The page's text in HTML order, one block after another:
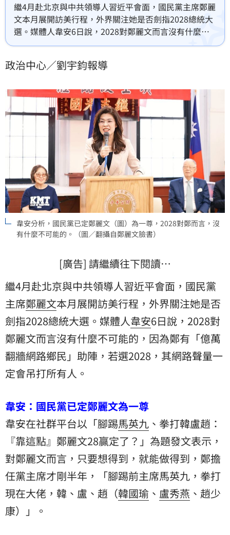
繼4月赴北京與中共領導人習近平會面，國民黨主席鄭麗
文本月展開訪美行程，外界關注她是否劍指2028總統大
選。媒體人韋安6日說，2028對鄭麗文而言沒有什麼不
可能的，因為鄭有「億萬翻牆網路鄉民」助陣，若選
政治中心／劉宇鈞報導
韋安分析，國民黨已定鄭麗文（圖）為一尊，2028對鄭而言，沒
有什麼不可能的。（圖／翻攝自鄭麗文臉書）
[廣告] 請繼續往下閱讀…
繼4月赴北京與中共領導人習近平會面，國民黨
主席鄭麗文本月展開訪美行程，外界關注她是否
劍指2028總統大選。媒體人韋安6日說，2028對
鄭麗文而言沒有什麼不可能的，因為鄭有「億萬
翻牆網路鄉民」助陣，若選2028，其網路聲量一
定會吊打所有人。
韋安：國民黨已定鄭麗文為一尊
韋安在社群平台以「腳踢馬英九 、拳打韓盧趙：
『靠這點』鄭麗文28贏定了？」為題發文表示，
對鄭麗文而言，只要想得到，就能做得到，鄭擔
任黨主席才剛半年，「腳踢前主席馬英九，拳打
現在大佬，韓、盧、趙（韓國瑜 、 盧秀燕 、 趙少
康）」。